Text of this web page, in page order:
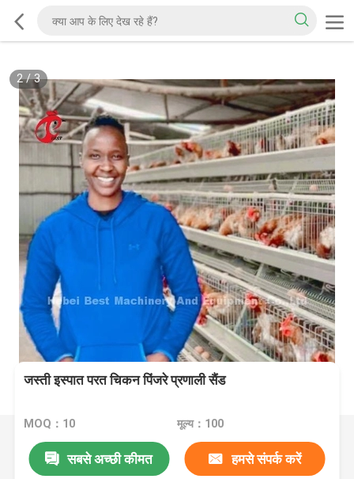
2/3
जस्ती इस्पात परत चिकन पिंजरे प्रणाली सैंड
MOQ：10 मूल्य：100
सबसे अच्छी कीमत हमसे संपर्क करें